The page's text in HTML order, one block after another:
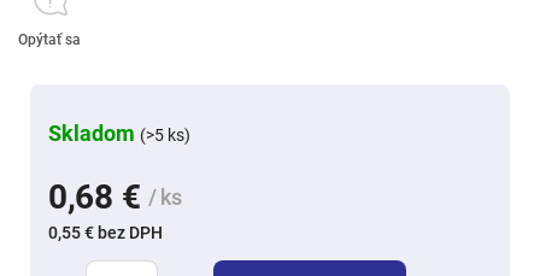
0,68 € / ks
0,55 € bez DPH
Skladom (>5 ks)
Opýtať sa